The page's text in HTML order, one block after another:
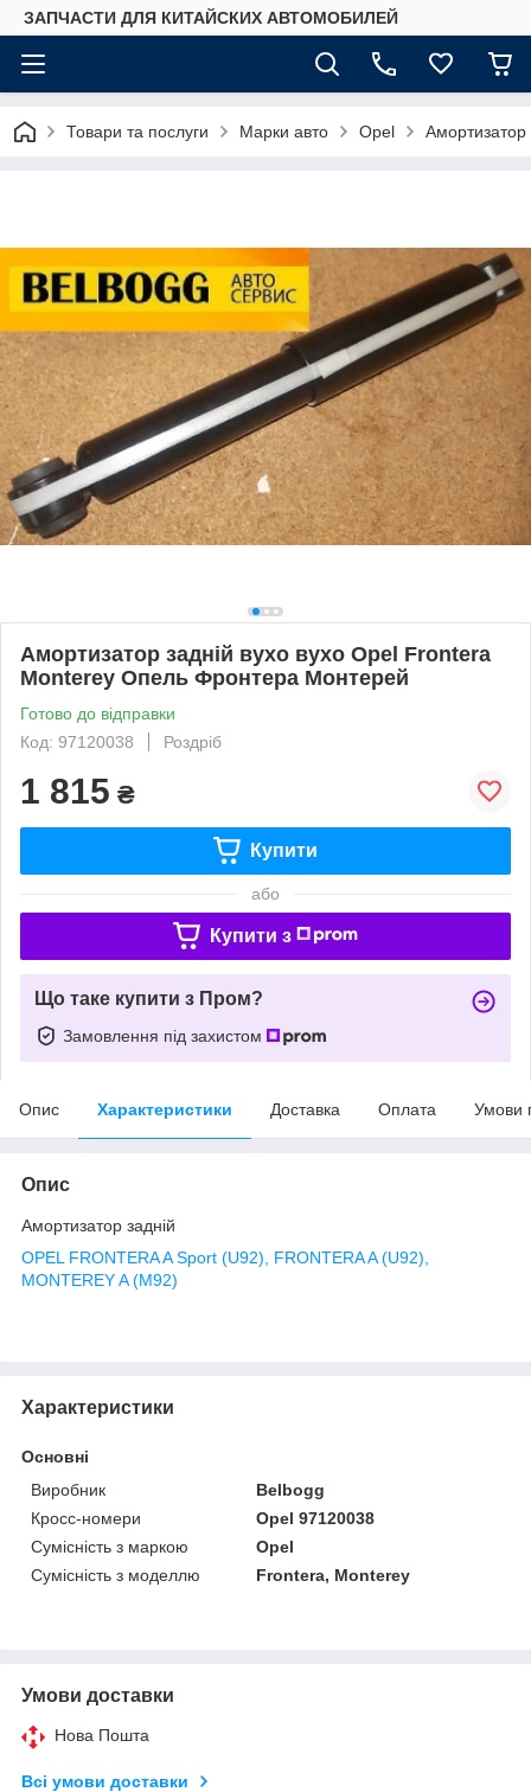
ЗАПЧАСТИ ДЛЯ КИТАЙСКИХ АВТОМОБИЛЕЙ
Товари та послуги Марки авто Opel
Амортизатор задній вухо вухо Opel Frontera
Monterey Опель Фронтера Монтерей
Готово до відправки
Код: 97120038
Роздріб
1 815 ₴
Купити
або
Купити з
Що таке купити з Пром?
Замовлення під захистом
Опис Характеристики Доставка Оплата Умови
Опис
Амортизатор задній
OPEL FRONTERA A Sport (U92), FRONTERA A (U92),
MONTEREY A (M92)
Характеристики
Основні
Виробник
Belbogg
Кросс-номери
Opel 97120038
Сумісність з маркою
Opel
Сумісність з моделлю
Frontera, Monterey
Умови доставки
Нова Пошта
Всі умови доставки